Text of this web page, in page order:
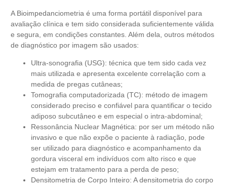
A Bioimpedanciometria é uma forma portátil disponível para
avaliação clínica e tem sido considerada suficientemente válida
e segura, em condições constantes. Além dela, outros métodos
de diagnóstico por imagem são usados:
Ultra-sonografia (USG): técnica que tem sido cada vez
mais utilizada e apresenta excelente correlação com a
medida de pregas cutâneas;
Tomografia computadorizada (TC): método de imagem
considerado preciso e confiável para quantificar o tecido
adiposo subcutâneo e em especial o intra-abdominal;
Ressonância Nuclear Magnética: por ser um método não
invasivo e que não expõe o paciente à radiação, pode
ser utilizado para diagnóstico e acompanhamento da
gordura visceral em indivíduos com alto risco e que
estejam em tratamento para a perda de peso;
Densitometria de Corpo Inteiro: A densitometria do corpo